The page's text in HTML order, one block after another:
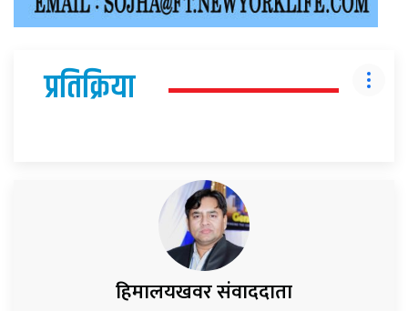
प्रतिक्रिया
हिमालयखवर संवाददाता